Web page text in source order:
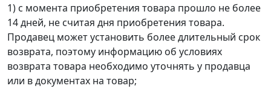
1) с момента приобретения товара прошло не более
14 дней, не считая дня приобретения товара.
Продавец может установить более длительный срок
возврата, поэтому информацию об условиях
возврата товара необходимо уточнять у продавца
или в документах на товар;